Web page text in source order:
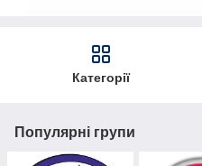
Категорії
Популярні групи